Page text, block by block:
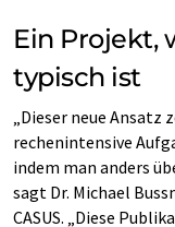
Ein Projekt,
typisch ist
„Dieser neue Ansatz
rechenintensive
indem man anders
sagt Dr. Michael
CASUS. „Diese